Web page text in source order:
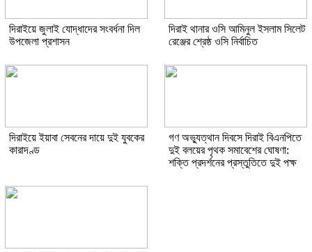
দিরাইয়ে জুলাই যোদ্ধাদের সংবর্ধনা দিল
উপজেলা প্রশাসন
দিরাই থানার ওসি আমিনুল ইসলাম সিলেট
রেঞ্জের শ্রেষ্ঠ ওসি নির্বাচিত
দিরাইয়ে ইয়াবা সেবনের দায়ে দুই যুবকের
কারাদণ্ড
গণ অভ্যুত্থান দিবসে দিরাই বিএনপিতে
দুই বলয়ের পৃথক সমাবেশের ঘোষণা:
শক্তি প্রদর্শনের প্রস্তুতিতে দুই পক্ষ